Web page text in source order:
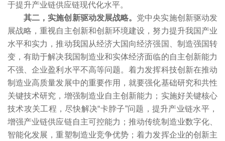
于提升产业链供应链现代化水平。
其二，实施创新驱动发展战略。 党中央实施创新驱动发
展战略，重视自主创新和创新环境建设，努力提升我国产业
水平和实力，推动我国从经济大国向经济强国、制造强国转
变，有助于解决我国制造业和实体经济面临的自主创新能力
不强、企业盈利水平不高等问题。着力发挥科技创新在推动
制造业高质量发展中的重要作用，就要强化基础研究和共性
关键技术研究，增强制造业自主创新能力；实施好关键核心
技术攻关工程，尽快解决“卡脖子”问题，提升产业链水平，
增强产业链供应链自主可控能力；推动传统制造业数字化、
智能化发展，重塑制造业竞争优势；着力发挥企业的创新主